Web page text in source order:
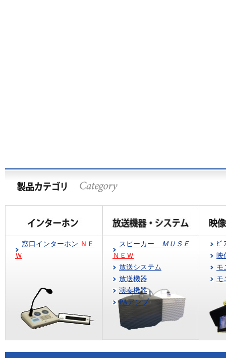
窓口インターホン ＮＥ
Ｗ
スピーカー
ＭＵＳＥ
ＮＥＷ
放送システム
放送機器
演奏機器
PAアンプ
ﾋﾞ
映
モ
モ